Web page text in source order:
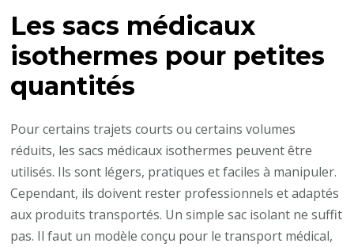
Les sacs médicaux
isothermes pour petites
quantités
Pour certains trajets courts ou certains volumes
réduits, les sacs médicaux isothermes peuvent être
utilisés. Ils sont légers, pratiques et faciles à manipuler.
Cependant, ils doivent rester professionnels et adaptés
aux produits transportés. Un simple sac isolant ne suffit
pas. Il faut un modèle conçu pour le transport médical,